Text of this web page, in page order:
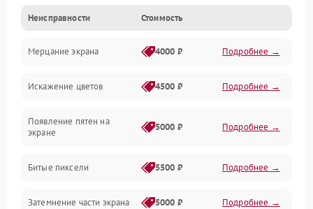
Питание и запуск
Подсветка и LED-модули
Звук и аудиосистема
Сигнал и приём каналов
Механические повреждения
Неисправности Стоимость
Мерцание экрана 4000 ₽ Подробнее →
Искажение цветов 4500 ₽ Подробнее →
Появление пятен на
экране
5000 ₽ Подробнее →
Битые пиксели 5500 ₽ Подробнее →
Затемнение части экрана 5000 ₽ Подробнее →